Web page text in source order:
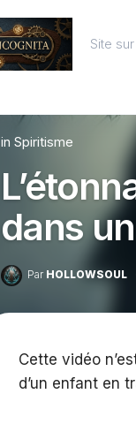
Site
in Spiritisme
dans
Par HOLLOWSOUL
Cette vidéo
d’un enfant en